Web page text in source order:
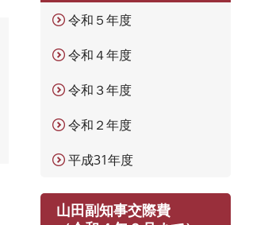
令和５年度
令和４年度
令和３年度
令和２年度
平成31年度
山田副知事交際費